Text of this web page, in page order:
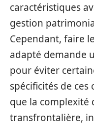
caractéristiques
gestion
Cependant, faire
adapté demande
pour éviter
spécificités de
que la complexité
transfrontalière,